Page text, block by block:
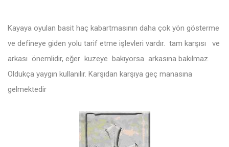
Kayaya oyulan basit haç kabartmasının daha çok yön gösterme
ve defineye giden yolu tarif etme işlevleri vardır. tam karşısı ve
arkası önemlidir, eğer kuzeye bakıyorsa arkasına bakılmaz.
Oldukça yaygın kullanılır. Karşıdan karşıya geç manasına
gelmektedir